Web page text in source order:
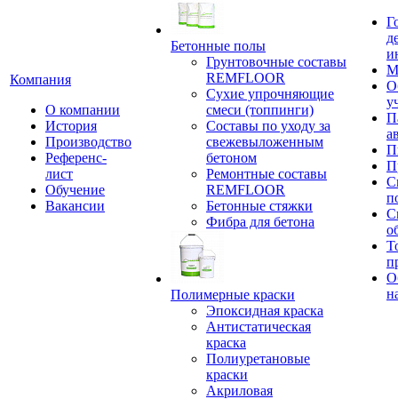
Компания
О компании
История
Производство
Референс-
лист
Обучение
Вакансии
Бетонные полы
Грунтовочные составы
REMFLOOR
Сухие упрочняющие
смеси (топпинги)
Составы по уходу за
свежевыложенным
бетоном
Ремонтные составы
REMFLOOR
Бетонные стяжки
Фибра для бетона
Полимерные краски
Эпоксидная краска
Антистатическая
краска
Полиуретановые
краски
Акриловая